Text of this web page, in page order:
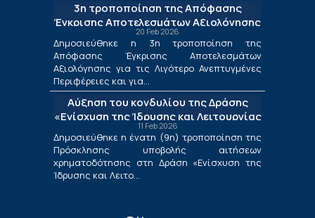
3η τροποποίηση της Απόφασης
Έγκρισης Αποτελεσμάτων Αξιολόγησης
για τις Λιγότερο Ανεπτυγμένες
Περιφέρειες και για τις Περιφέρειες
Μετάβασης στο πλαίσιο της Δράσης
«Ενίσχυση της Ίδρυσης και Λειτουργίας
Νέων Μικρομεσαίων Τουριστικών
Επιχειρήσεων»
20 Feb 2026
Δημοσιεύθηκε η 3η τροποποίηση της
Απόφασης Έγκρισης Αποτελεσμάτων
Αξιολόγησης για τις Λιγότερο Ανεπτυγμένες
Περιφέρειες και για...
Αύξηση του κονδυλίου της Δράσης
«Ενίσχυση της Ίδρυσης και Λειτουργίας
Νέων Μικρομεσαίων Τουριστικών
Επιχειρήσεων»
11 Feb 2026
Δημοσιεύθηκε η ένατη (9η) τροποποίηση της
Πρόσκλησης υποβολής αιτήσεων
χρηματοδότησης στη Δράση «Ενίσχυση της
Ίδρυσης και Λειτο...